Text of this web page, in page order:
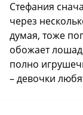
Стефания
через
думая, тоже
обожает
полно
– девочки